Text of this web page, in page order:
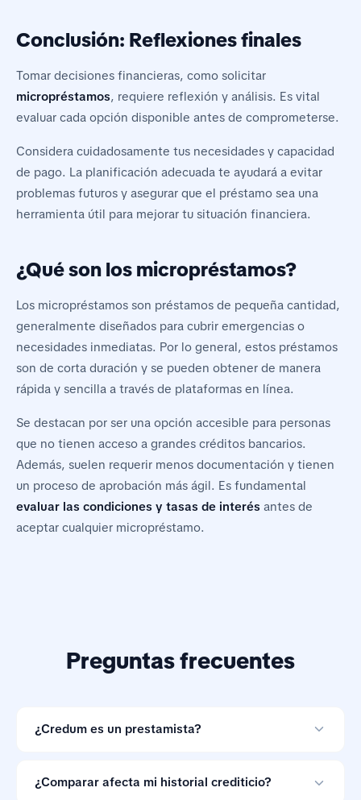
Conclusión: Reflexiones finales
Tomar decisiones financieras, como solicitar
micropréstamos, requiere reflexión y análisis. Es vital
evaluar cada opción disponible antes de comprometerse.
Considera cuidadosamente tus necesidades y capacidad
de pago. La planificación adecuada te ayudará a evitar
problemas futuros y asegurar que el préstamo sea una
herramienta útil para mejorar tu situación financiera.
¿Qué son los micropréstamos?
Los micropréstamos son préstamos de pequeña cantidad,
generalmente diseñados para cubrir emergencias o
necesidades inmediatas. Por lo general, estos préstamos
son de corta duración y se pueden obtener de manera
rápida y sencilla a través de plataformas en línea.
Se destacan por ser una opción accesible para personas
que no tienen acceso a grandes créditos bancarios.
Además, suelen requerir menos documentación y tienen
un proceso de aprobación más ágil. Es fundamental
evaluar las condiciones y tasas de interés antes de
aceptar cualquier micropréstamo.
Preguntas frecuentes
¿Credum es un prestamista?
préstamos en línea y no otorga créditos.
¿Comparar afecta mi historial crediticio?